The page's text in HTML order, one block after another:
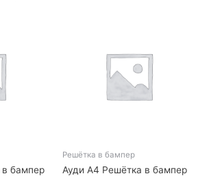
в бампер
Решётка в бампер
Ауди А4 Решётка в бампер